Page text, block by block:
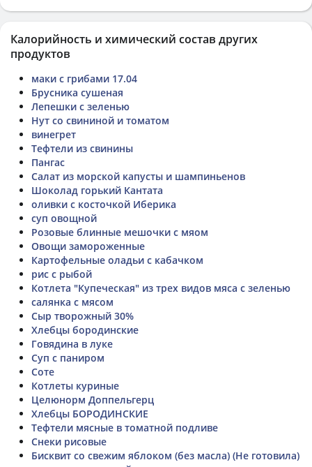
Калорийность и химический состав других
продуктов
маки с грибами 17.04
Брусника сушеная
Лепешки с зеленью
Нут со свининой и томатом
винегрет
Тефтели из свинины
Пангас
Салат из морской капусты и шампиньенов
Шоколад горький Кантата
оливки с косточкой Иберика
суп овощной
Розовые блинные мешочки с мяом
Овощи замороженные
Картофельные оладьи с кабачком
рис с рыбой
Котлета "Купеческая" из трех видов мяса с зеленью
салянка с мясом
Сыр творожный 30%
Хлебцы бородинские
Говядина в луке
Суп с паниром
Соте
Котлеты куриные
Целюнорм Доппельгерц
Хлебцы БОРОДИНСКИЕ
Тефтели мясные в томатной подливе
Снеки рисовые
Бисквит со свежим яблоком (без масла) (Не готовила)